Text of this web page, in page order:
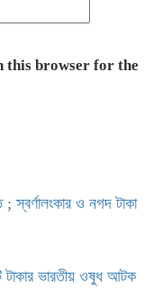
this browser for the
; স্বর্ণালংকার ও নগদ টাকা
টাকার ভারতীয় ওষুধ আটক